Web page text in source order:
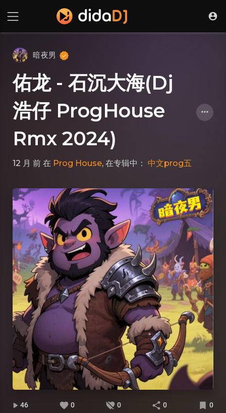
暗夜男
佑龙 - 石沉大海(Dj
浩仔 ProgHouse
Rmx 2024)
12 月 前 在 Prog House, 在专辑中： 中文prog五
46 0 0 0 0